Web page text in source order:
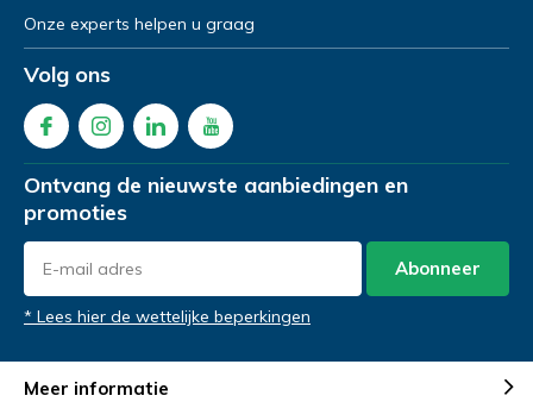
Onze experts helpen u graag
Volg ons
Ontvang de nieuwste aanbiedingen en
promoties
Abonneer
* Lees hier de wettelijke beperkingen
Meer informatie